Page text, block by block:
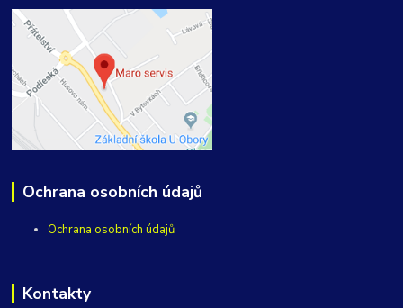
Ochrana osobních údajů
Ochrana osobních údajů
Kontakty